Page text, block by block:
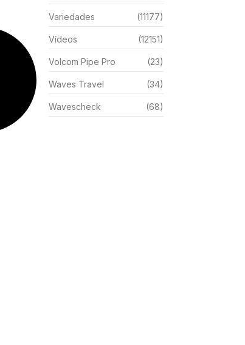
Variedades (11177)
Vídeos (12151)
Volcom Pipe Pro (23)
Waves Travel (34)
Wavescheck (68)